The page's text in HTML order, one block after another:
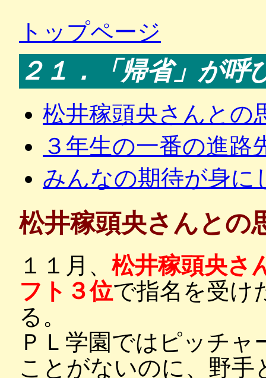
トップページ
２１．「帰省」が呼
松井稼頭央さんとの
３年生の一番の進路
みんなの期待が身に
松井稼頭央さんとの
１１月、 松井稼頭央さ
フト３位で指名を受け
る。
ＰＬ学園ではピッチ
ことがないのに、野